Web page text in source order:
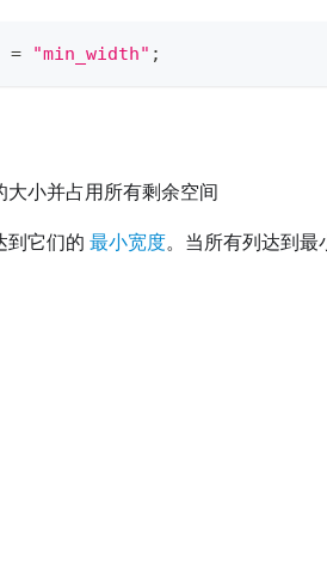
= "min_width" ;
小并占用所有剩余空间
到它们的 最小宽度。当所有列达到最